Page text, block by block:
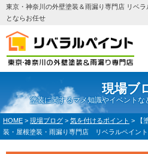
東京・神奈川の外壁塗装＆雨漏り専門店 リベ
とならお任せ
現場ブ
塗装に関するマメ知識やイベント
HOME > 現場ブログ > 気を付けるポイント >
【
装・屋根塗装・雨漏り専門店 リベラルペイント